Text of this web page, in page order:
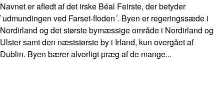
Navnet er afledt af det irske Béal Feirste, der betyder
`udmundingen ved Farset-floden´. Byen er regeringssæde i
Nordirland og det største bymæssige område i Nordirland og
Ulster samt den næststørste by i Irland, kun overgået af
Dublin. Byen bærer alvorligt præg af de mange...